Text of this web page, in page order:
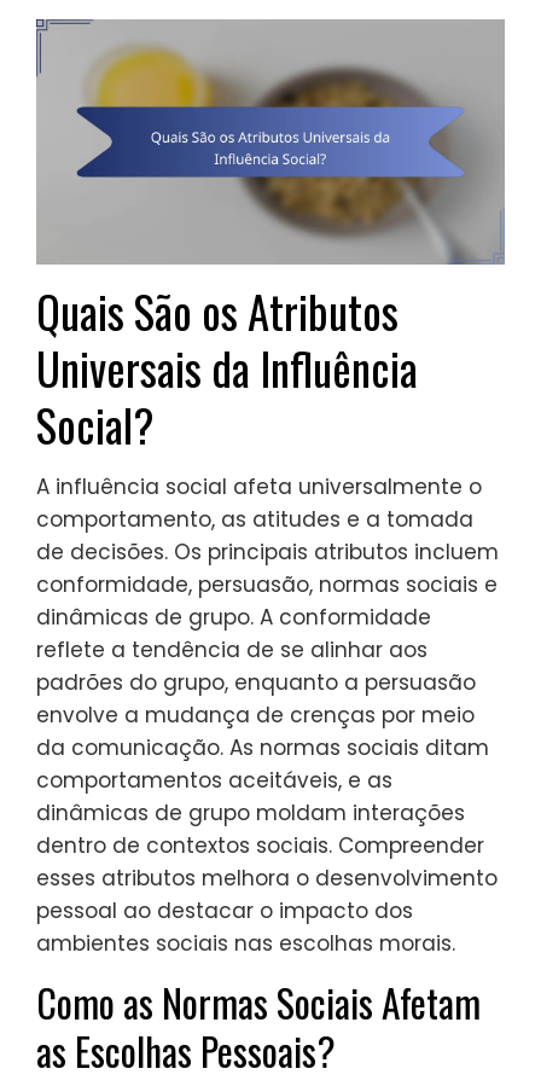
Quais São os Atributos
Universais da Influência
Social?
A influência social afeta universalmente o
comportamento, as atitudes e a tomada
de decisões. Os principais atributos incluem
conformidade, persuasão, normas sociais e
dinâmicas de grupo. A conformidade
reflete a tendência de se alinhar aos
padrões do grupo, enquanto a persuasão
envolve a mudança de crenças por meio
da comunicação. As normas sociais ditam
comportamentos aceitáveis, e as
dinâmicas de grupo moldam interações
dentro de contextos sociais. Compreender
esses atributos melhora o desenvolvimento
pessoal ao destacar o impacto dos
ambientes sociais nas escolhas morais.
Como as Normas Sociais Afetam
as Escolhas Pessoais?